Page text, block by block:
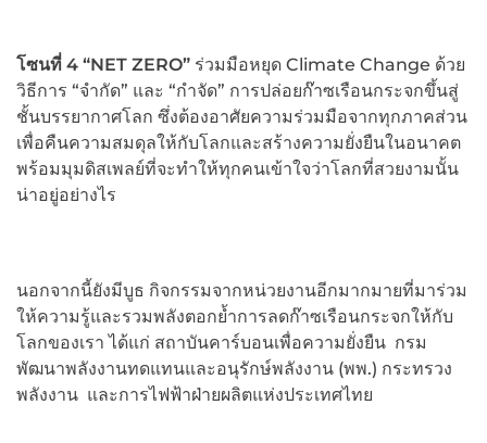
โซนที่ 4 “NET ZERO” ร่วมมือหยุด Climate Change ด้วย
วิธีการ “จำกัด” และ “กำจัด” การปล่อยก๊าซเรือนกระจกขึ้นสู่
ชั้นบรรยากาศโลก ซึ่งต้องอาศัยความร่วมมือจากทุกภาคส่วน
เพื่อคืนความสมดุลให้กับโลกและสร้างความยั่งยืนในอนาคต
พร้อมมุมดิสเพลย์ที่จะทำให้ทุกคนเข้าใจว่าโลกที่สวยงามนั้น
น่าอยู่อย่างไร
นอกจากนี้ยังมีบูธ กิจกรรมจากหน่วยงานอีกมากมายที่มาร่วม
ให้ความรู้และรวมพลังตอกย้ำการลดก๊าซเรือนกระจกให้กับ
โลกของเรา ได้แก่ สถาบันคาร์บอนเพื่อความยั่งยืน กรม
พัฒนาพลังงานทดแทนและอนุรักษ์พลังงาน (พพ.) กระทรวง
พลังงาน และการไฟฟ้าฝ่ายผลิตแห่งประเทศไทย